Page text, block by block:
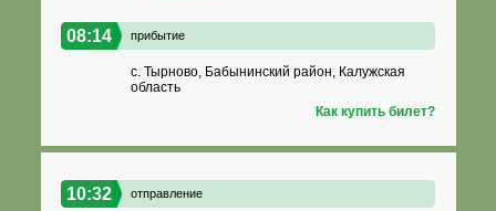
08:14 прибытие
с. Тырново, Бабынинский район, Калужская
область
Как купить билет?
10:32 отправление